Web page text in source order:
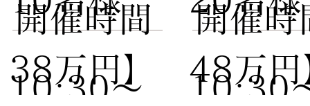
38万円】
10:30〜
​開催時間
48万円
10:30
開催時